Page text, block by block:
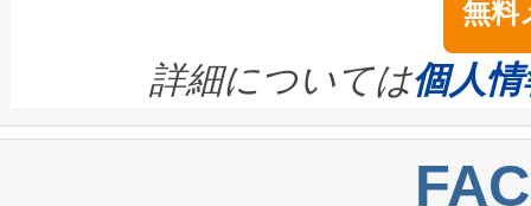
きます。この効率性は、フェ
ます。 Voltaiq provides a
quality and reliability for AI
BESS stack to ensure battery
centers. Voltaiqは、ai&のAI
イズの小径化を実現すること
す。ノーマルモードでは、
ートル先まで検出でき、これ
トに対して約600メートルに
無料
詳細については個人